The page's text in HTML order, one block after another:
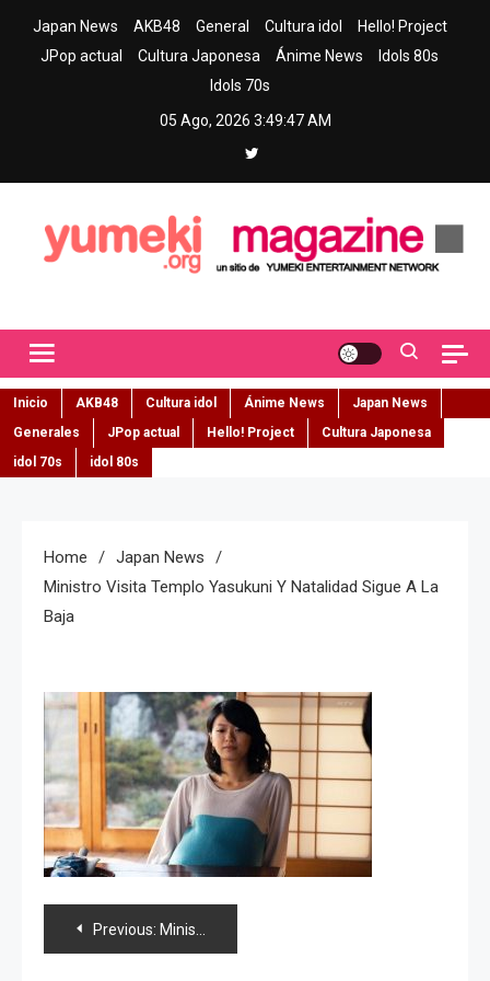
Japan News AKB48 General Cultura idol
Hello! Project
JPop actual
Cultura Japonesa Ánime News
Idols 80s
Idols 70s
05 Ago, 2026 3:49:48 AM
Inicio AKB48 Cultura idol Ánime News
Japan News
Generales
JPop actual Hello! Project
Cultura Japonesa
idol 70s
idol 80s
Home
Japan News
Ministro Visita Templo Yasukuni Y Natalidad Sigue A La
Baja
Navegación
Previous: Ministro visita templo Yasukuni y natalidad sigue a la baja